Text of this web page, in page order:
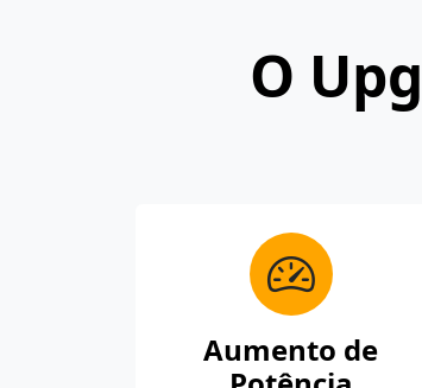
O
Aumento de